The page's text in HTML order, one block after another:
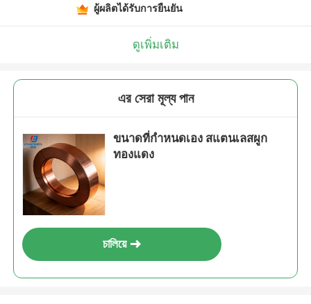
ผู้ผลิตได้รับการยืนยัน
ดูเพิ่มเติม
এর সেরা মূল্য পান
ขนาดที่กําหนดเอง สแตนเลสผูก
ทองแดง
চালিয়ে